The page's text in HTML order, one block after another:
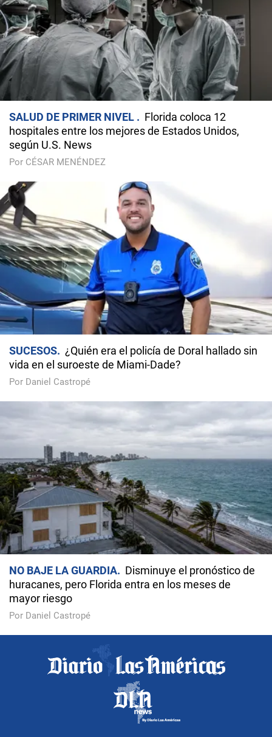
SALUD DE PRIMER NIVEL
Florida coloca 12
hospitales entre los mejores de Estados Unidos,
según U.S. News
Por CÉSAR MENÉNDEZ
SUCESOS
¿Quién era el policía de Doral hallado sin
vida en el suroeste de Miami-Dade?
Por Daniel Castropé
NO BAJE LA GUARDIA
Disminuye el pronóstico de
huracanes, pero Florida entra en los meses de
mayor riesgo
Por Daniel Castropé